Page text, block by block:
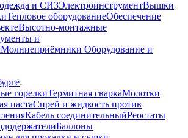
и СИЗЭлектроинструментВышки
Тепловое оборудованиеОбеспечение
Высотно-монтажные
и
Молниеприёмники Оборудование и
горелкиТермитная сваркаМолотки
пастаСпрей и жидкость против
Кабель соединительныйРеостаты
Баллоны